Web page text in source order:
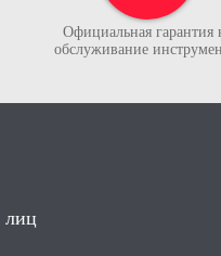
Официальная гарантия
обслуживание
лиц